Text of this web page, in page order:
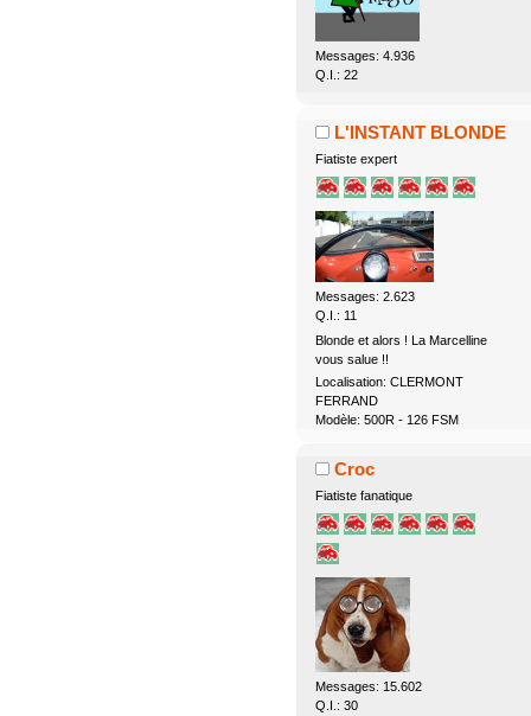
Messages: 4.936
Q.I.: 22
L'INSTANT BLONDE
Fiatiste expert
Messages: 2.623
Q.I.: 11
Blonde et alors ! La Marcelline
vous salue !!
Localisation: CLERMONT
FERRAND
Modèle: 500R - 126 FSM
Croc
Fiatiste fanatique
Messages: 15.602
Q.I.: 30